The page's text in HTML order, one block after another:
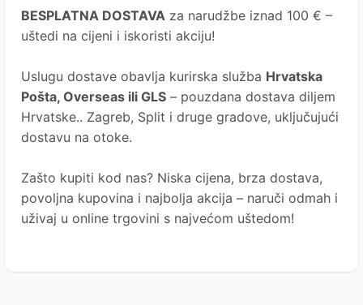
BESPLATNA DOSTAVA za narudžbe iznad 100 € –
uštedi na cijeni i iskoristi akciju!
Uslugu dostave obavlja kurirska služba Hrvatska
Pošta, Overseas ili GLS – pouzdana dostava diljem
Hrvatske.. Zagreb, Split i druge gradove, uključujući
dostavu na otoke.
Zašto kupiti kod nas? Niska cijena, brza dostava,
povoljna kupovina i najbolja akcija – naruči odmah i
uživaj u online trgovini s najvećom uštedom!